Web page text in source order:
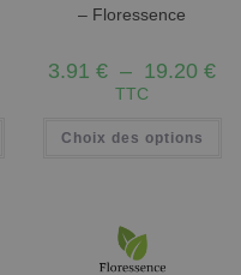
– Floressence
3.91€ – 19.20€
TTC
Choix des options